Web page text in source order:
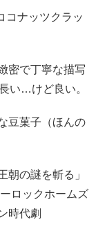
コナッツクラッ
密で丁寧な描写
い…けど良い。
豆菓子（ほんの
の謎を斬る」
ロックホームズ
時代劇